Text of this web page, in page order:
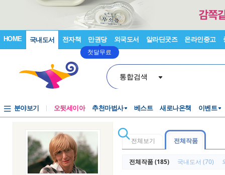
HOME 국내도서 전자책 만권당
첫달무료
외국도서 알라딘굿즈 온라인중고
통합검색
분야보기 오뒷세이아 추천마법사 베스트 새로나온책 이벤트
전체보기 전체작품
전체작품 (185) 국내도서 (70)